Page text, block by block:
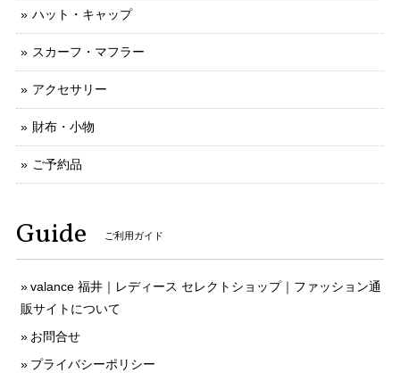
ハット・キャップ
スカーフ・マフラー
アクセサリー
財布・小物
ご予約品
Guide ご利用ガイド
valance 福井｜レディース セレクトショップ｜ファッション通
販サイトについて
お問合せ
プライバシーポリシー